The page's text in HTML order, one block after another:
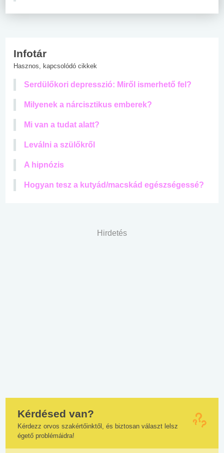
Infotár
Hasznos, kapcsolódó cikkek
Serdülőkori depresszió: Miről ismerhető fel?
Milyenek a nárcisztikus emberek?
Mi van a tudat alatt?
Leválni a szülőkről
A hipnózis
Hogyan tesz a kutyád/macskád egészségessé?
Hirdetés
Kérdésed van?
Kérdezz orvos szakértőinktől, és biztosan választ lelsz
égető problémáidra!